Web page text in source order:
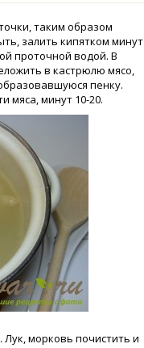
таким образом
залить кипятком минут
проточной водой. В
в кастрюлю мясо,
пенку.
мяса, минут 10-20.
морковь почистить и